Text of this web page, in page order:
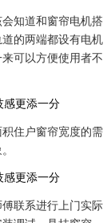
知道和窗帘电机搭
的两端都设有电机
可以方便使用者不
住户窗帘宽度的需
联系进行上门实际